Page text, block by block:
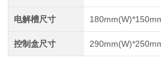
电解槽尺寸
控制盒尺寸